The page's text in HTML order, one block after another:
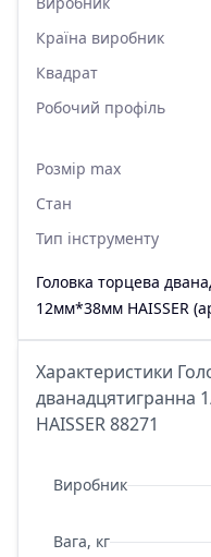
Країна виробник
Квадрат
Робочий профіль
Розмір max
Стан
Тип інструменту
Головка торцева
12мм*38мм HAISSER
Характеристики
дванадцятигранна
HAISSER 88271
Виробник
Вага, кг